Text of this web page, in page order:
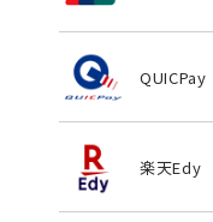
QUICPay
楽天Edy